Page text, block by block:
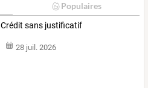
Populaires
Crédit sans justificatif
28 juil. 2026